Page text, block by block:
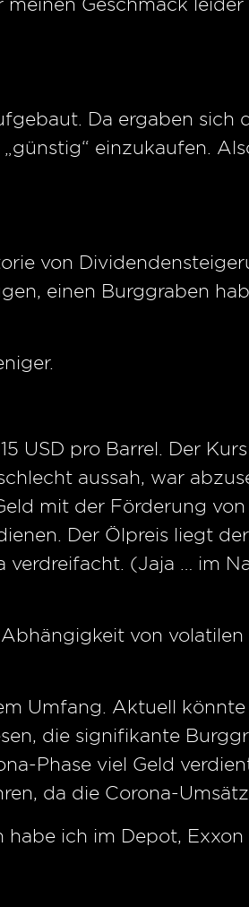
Da ergaben sich
einzukaufen.
von
einen Burggraben
USD pro Barrel. Der
aussah, war
mit der Förderung
Der Ölpreis liegt
verdreifacht. (Jaja … im
von
Umfang. Aktuell
die signifikante
Phase viel Geld
da die Corona-
ich im Depot,